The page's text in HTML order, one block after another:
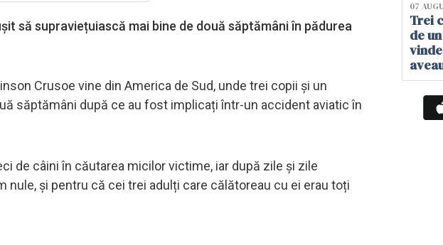
să supraviețuiască mai bine de două săptămâni în pădurea
Crusoe vine din America de Sud, unde trei copii și un
săptămâni după ce au fost implicați într-un accident aviatic în
de câini în căutarea micilor victime, iar după zile și zile
și pentru că cei trei adulți care călătoreau cu ei erau toți
07
Trei
de